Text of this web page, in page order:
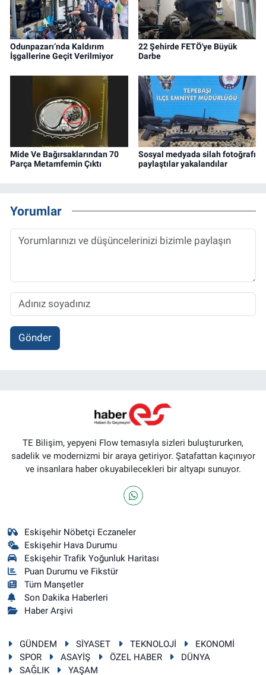
Odunpazarı’nda Kaldırım
İşgallerine Geçit Verilmiyor
22 Şehirde FETÖ'ye Büyük
Darbe
Mide Ve Bağırsaklarından 70
Parça Metamfemin Çıktı
Sosyal medyada silah fotoğrafı
paylaştılar yakalandılar
Yorumlar
Gönder
TE Bilişim, yepyeni Flow temasıyla sizleri buluştururken,
sadelik ve modernizmi bir araya getiriyor. Şatafattan kaçınıyor
ve insanlara haber okuyabilecekleri bir altyapı sunuyor.
Eskişehir Nöbetçi Eczaneler
Eskişehir Hava Durumu
Eskişehir Trafik Yoğunluk Haritası
Puan Durumu ve Fikstür
Tüm Manşetler
Son Dakika Haberleri
Haber Arşivi
GÜNDEM SİYASET TEKNOLOJİ
EKONOMİ
SPOR
ASAYİŞ ÖZEL HABER
DÜNYA
SAĞLIK
YAŞAM